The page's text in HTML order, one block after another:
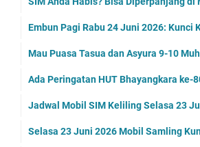
Embun Pagi Rabu 24 Juni 2026: Kunci
Mau Puasa Tasua dan Asyura 9-10
Ada Peringatan HUT Bhayangkara ke-
Jadwal Mobil SIM Keliling Selasa 23
Selasa 23 Juni 2026 Mobil Samling